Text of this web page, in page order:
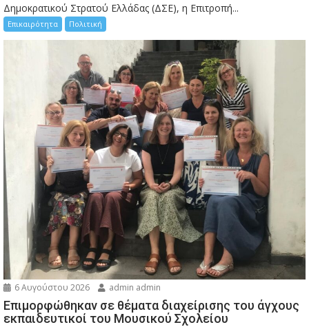
Δημοκρατικού Στρατού Ελλάδας (ΔΣΕ), η Επιτροπή...
Επικαιρότητα Πολιτική
6 Αυγούστου 2026 admin admin
Eπιμορφώθηκαν σε θέματα διαχείρισης του άγχους
εκπαιδευτικοί του Μουσικού Σχολείου